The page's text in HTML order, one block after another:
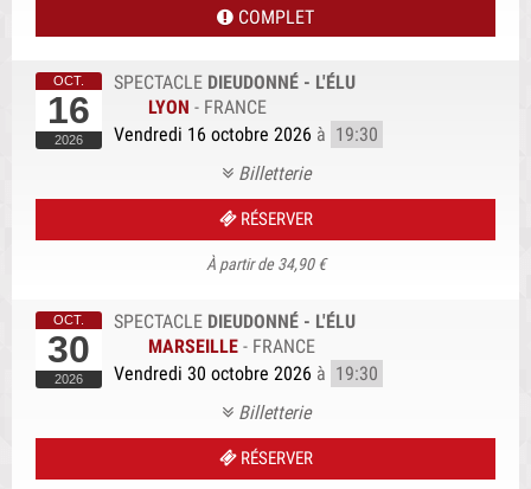
COMPLET
16
SPECTACLE DIEUDONNÉ - L'ÉLU
LYON - FRANCE
Vendredi 16 octobre 2026 à 19:30
Billetterie
RÉSERVER
À partir de 34,90 €
30
SPECTACLE DIEUDONNÉ - L'ÉLU
MARSEILLE - FRANCE
Vendredi 30 octobre 2026 à 19:30
Billetterie
RÉSERVER